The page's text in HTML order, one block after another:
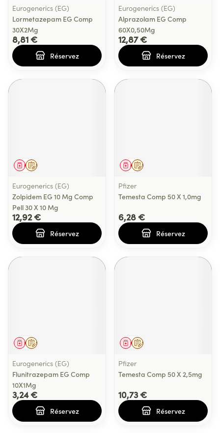
Eurogenerics (EG)
Lormetazepam EG Comp
30X2Mg
8,81 €
Réservez
Eurogenerics (EG)
Alprazolam EG Comp
60X0,50Mg
12,87 €
Réservez
Sur prescription
Médicament
Eurogenerics (EG)
Zolpidem EG 10 Mg Comp
Pell 30 X 10 Mg
12,92 €
Réservez
Sur prescription
Médicament
Pfizer
Temesta Comp 50 X 1,0mg
6,28 €
Réservez
Sur prescription
Médicament
Eurogenerics (EG)
Flunitrazepam EG Comp
10X1Mg
3,24 €
Réservez
Sur prescription
Médicament
Pfizer
Temesta Comp 50 X 2,5mg
10,73 €
Réservez